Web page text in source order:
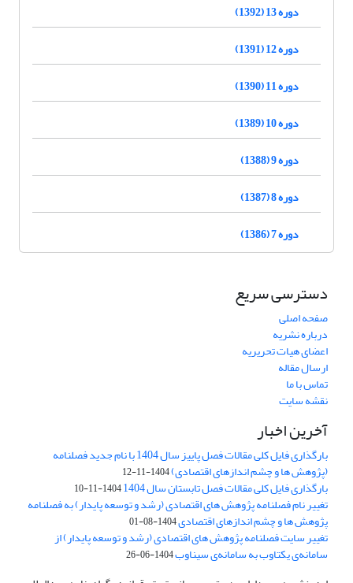
دوره 13 (1392)
دوره 12 (1391)
دوره 11 (1390)
دوره 10 (1389)
دوره 9 (1388)
دوره 8 (1387)
دوره 7 (1386)
دسترسی سریع
صفحه اصلی
درباره نشریه
اعضای هیات تحریریه
ارسال مقاله
تماس با ما
نقشه سایت
آخرین اخبار
بارگذاری فایل کلی مقالات فصل پاییز سال 1404 با نام جدید فصلنامه
(پژوهش ها و چشم اندازهای اقتصادی)1404-11-12
بارگذاری فایل کلی مقالات فصل تابستان سال 1404 1404-11-10
تغییر نام فصلنامه پژوهش های اقتصادی (رشد و توسعه پایدار) به فصلنامه
پژوهش ها و چشم اندازهای اقتصادی1404-08-01
تغییر سایت فصلنامه پژوهش های اقتصادی (رشد و توسعه پایدار) از
سامانه‌ی یکتاوب به سامانه‌ی سیناوب1404-06-26